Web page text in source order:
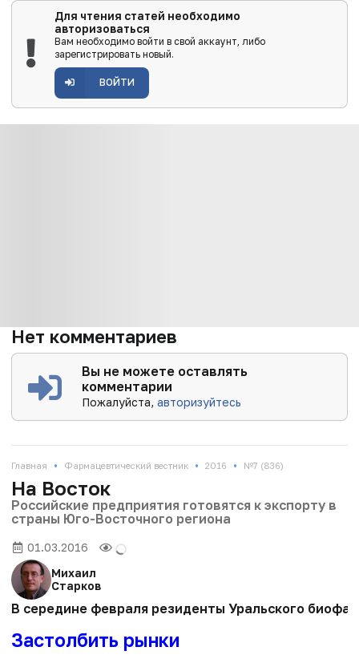
Для чтения статей необходимо
авторизоваться
Вам необходимо войти в свой аккаунт, либо
зарегистрировать новый.
ВОЙТИ
Нет комментариев
Вы не можете оставлять
комментарии
Пожалуйста,авторизуйтесь
Главная • Фармацевтический вестник • 2016 • №7 (836)
На Восток
Российские предприятия готовятся к экспорту в
страны Юго-Восточного региона
01.03.2016
Михаил
Старков
В середине февраля резиденты Уральского
Застолбить рынки